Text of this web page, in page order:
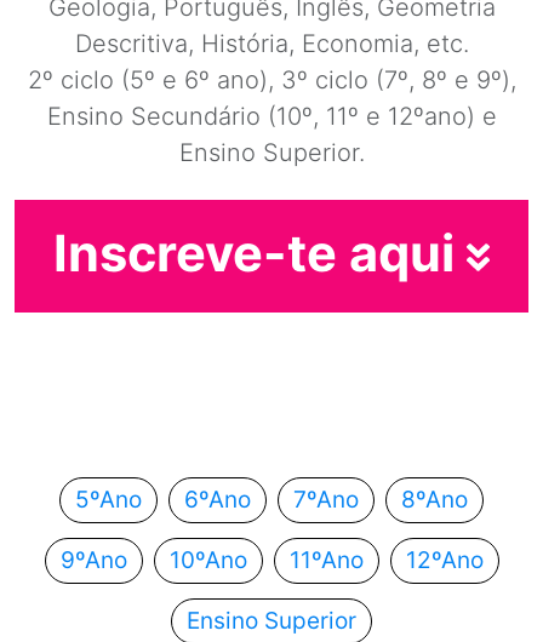
Geologia, Português, Inglês, Geometria
Descritiva, História, Economia, etc.
2º ciclo (5º e 6º ano), 3º ciclo (7º, 8º e 9º),
Ensino Secundário (10º, 11º e 12ºano) e
Ensino Superior.
Inscreve-te aqui
5ºAno 6ºAno 7ºAno 8ºAno
9ºAno 10ºAno 11ºAno 12ºAno
Ensino Superior